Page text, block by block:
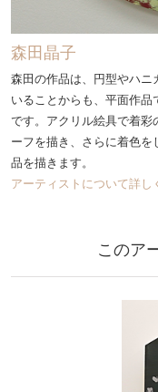
森田晶子
森田の作品は、円型やハ
いることからも、平面作
です。アクリル絵具で着
ーフを描き、さらに着色
品を描きます。
アーティストについて詳し
このア